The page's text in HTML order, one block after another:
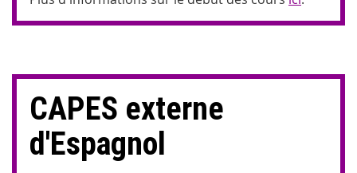
CAPES externe
d'Espagnol